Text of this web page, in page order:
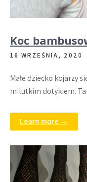
Koc
16 WRZEŚNIA, 2020
Małe dziecko kojarzy
milutkim dotykiem.
Learn more →